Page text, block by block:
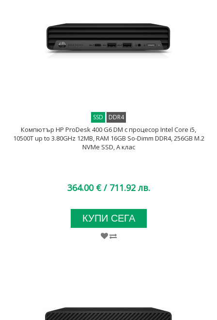
SSD DDR4
Компютър HP ProDesk 400 G6 DM с процесор Intel Core i5,
10500T up to 3.80GHz 12MB, RAM 16GB So-Dimm DDR4, 256GB M.2
NVMe SSD, A клас
364.00 € / 711.92 лв.
КУПИ СЕГА